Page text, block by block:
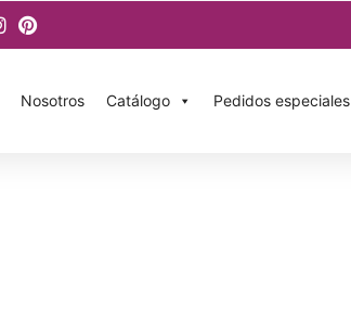
Nosotros Catálogo Pedidos especiales